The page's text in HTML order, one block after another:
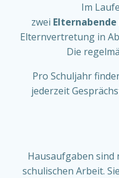
Im
zwei Elternabende
Elternvertretung in
Die
Pro Schuljahr
jederzeit
Hausaufgaben sind
schulischen Arbeit.